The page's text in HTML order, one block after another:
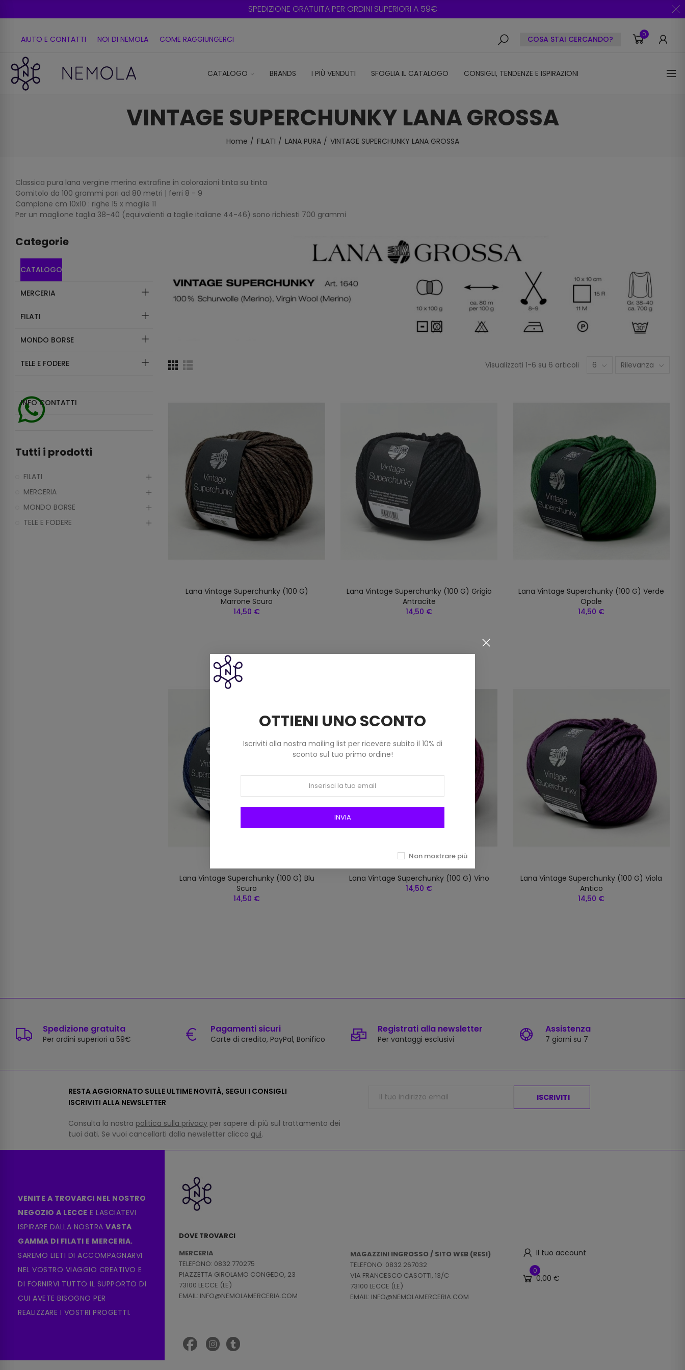
SPEDIZIONE GRATUITA PER ORDINI SUPERIORI A 59€
AIUTO E CONTATTI NOI DI NEMOLA COME RAGGIUNGERCI COSA STAI CERCANDO? 0
CATALOGO BRANDS I PIÙ VENDUTI SFOGLIA IL CATALOGO CONSIGLI, TENDENZE E ISPIRAZIONI
VINTAGE SUPERCHUNKY LANA GROSSA
Home FILATI LANA PURA VINTAGE SUPERCHUNKY LANA GROSSA
Classica pura lana vergine merino extrafine in colorazioni tinta su tinta
Gomitolo da 100 grammi pari ad 80 metri | ferri 8 - 9
Campione cm 10x10 : righe 15 x maglie 11
Per un maglione taglia 38-40 (equivalenti a taglie italiane 44-46) sono richiesti 700 grammi
Visualizzati 1-6 su 6 articoli 6 Rilevanza
Lana Vintage Superchunky (100 G)
Marrone Scuro
14,50 €
Lana Vintage Superchunky (100 G) Grigio
Antracite
14,50 €
Lana Vintage Superchunky (100 G) Verde
Opale
14,50 €
Lana Vintage Superchunky (100 G) Blu
Scuro
14,50 €
Lana Vintage Superchunky (100 G) Vino
14,50 €
Lana Vintage Superchunky (100 G) Viola
Antico
14,50 €
Categorie
CATALOGO
MERCERIA
FILATI
MONDO BORSE
TELE E FODERE
INFO CONTATTI
Tutti i prodotti
FILATI
MERCERIA
MONDO BORSE
TELE E FODERE
Spedizione gratuita
Per ordini superiori a 59€
Pagamenti sicuri
Carte di credito, PayPal, Bonifico
Registrati alla newsletter
Per vantaggi esclusivi
Assistenza
7 giorni su 7
RESTA AGGIORNATO SULLE ULTIME NOVITÀ, SEGUI I CONSIGLI
ISCRIVITI ALLA NEWSLETTER
Consulta la nostra politica sulla privacy per sapere di più sul trattamento dei
tuoi dati. Se vuoi cancellarti dalla newsletter clicca qui.
ISCRIVITI
VENITE A TROVARCI NEL NOSTRO
NEGOZIO A LECCE E LASCIATEVI
ISPIRARE DALLA NOSTRA VASTA
GAMMA DI FILATI E MERCERIA.
SAREMO LIETI DI ACCOMPAGNARVI
NEL VOSTRO VIAGGIO CREATIVO E
DI FORNIRVI TUTTO IL SUPPORTO DI
CUI AVETE BISOGNO PER
REALIZZARE I VOSTRI PROGETTI.
DOVE TROVARCI
MERCERIA
TELEFONO: 0832 770275
PIAZZETTA GIROLAMO CONGEDO, 23
73100 LECCE (LE)
EMAIL: INFO@NEMOLAMERCERIA.COM
MAGAZZINI INGROSSO / SITO WEB (RESI)
TELEFONO: 0832 267032
VIA FRANCESCO CASOTTI, 13/C
73100 LECCE (LE)
EMAIL: INFO@NEMOLAMERCERIA.COM
Il tuo account
0
0,00 €
OTTIENI UNO SCONTO
Iscriviti alla nostra mailing list per ricevere subito il 10% di
sconto sul tuo primo ordine!
INVIA
Non mostrare più